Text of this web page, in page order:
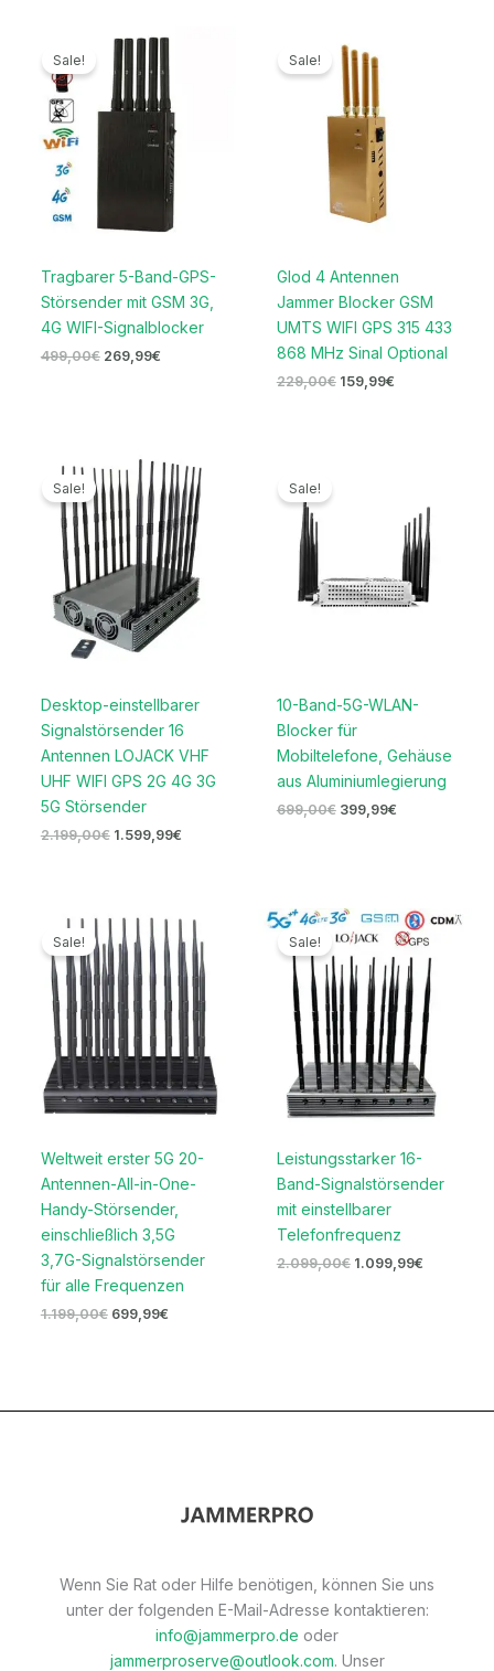
Sale!
Tragbarer 5-Band-GPS-
Störsender mit GSM 3G,
4G WIFI-Signalblocker
499,00€
Ursprünglicher
Preis
war:
499,00€
269,99€
Aktueller
ist:
269,99€.
Sale!
Glod 4 Antennen
Jammer Blocker GSM
UMTS WIFI GPS 315 433
868 MHz Sinal Optional
229,00€
Preis
war:
229,00€
159,99€
Sale!
Desktop-einstellbarer
Signalstörsender 16
Antennen LOJACK VHF
UHF WIFI GPS 2G 4G 3G
5G Störsender
2.199,00€
Ursprünglicher
Preis
war:
2.199,00€
1.599,99€
Preis
ist:
1.599,99€.
Sale!
10-Band-5G-WLAN-
Blocker für
Mobiltelefone, Gehäuse
aus Aluminiumlegierung
699,00€ 399,99€
399,99€.
Sale!
Weltweit erster 5G 20-
Antennen-All-in-One-
Handy-Störsender,
einschließlich 3,5G
3,7G-Signalstörsender
für alle Frequenzen
1.199,00€
Ursprünglicher
Preis
war:
1.199,00€
699,99€
Aktueller
Preis
ist:
699,99€.
Sale!
Leistungsstarker 16-
Band-Signalstörsender
mit einstellbarer
Telefonfrequenz
2.099,00€
Ursprünglicher
Preis
2.099,00€
1.099,99€
Aktueller
Preis
ist:
Wenn Sie Rat oder Hilfe benötigen, können Sie uns
unter der folgenden E-Mail-Adresse kontaktieren:
info@jammerpro.de oder
jammerproserve@outlook.com. Unser